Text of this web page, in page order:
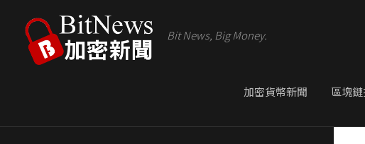
Bit News, Big Money.
加密貨幣新聞 區塊